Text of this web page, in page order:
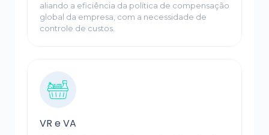
aliando a eficiência da política de compensação
global da empresa, com a necessidade de
controle de custos.
VR e VA